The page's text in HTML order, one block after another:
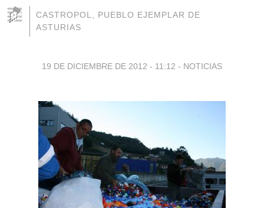
CASTROPOL, PUEBLO EJEMPLAR DE
ASTURIAS
19 DE DICIEMBRE DE 2012 - 11:12 - NOTICIAS